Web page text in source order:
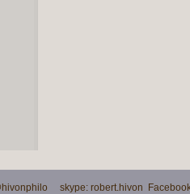
skype: robert.hivon